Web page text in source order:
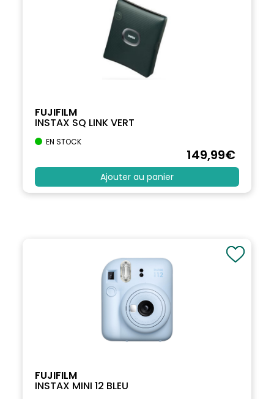
FUJIFILM
INSTAX SQ LINK VERT
EN STOCK
149,99€
Ajouter au panier
FUJIFILM
INSTAX MINI 12 BLEU